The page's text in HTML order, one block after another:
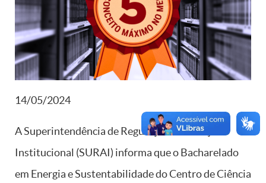
14/05/2024
A Superintendência de Regulação e Avaliação
Institucional (SURAI) informa que o Bacharelado
em Energia e Sustentabilidade do Centro de Ciência